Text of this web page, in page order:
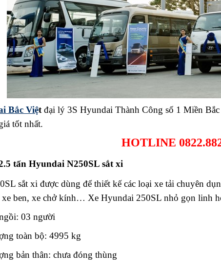
Bắc Việt đại lý 3S Hyundai Thành Công số 1 Miền
tốt nhất.
HOTLINE
tấn Hyundai N250SL sắt xi
sắt xi được dùng để thiết kế các loại xe tải chuyên
xe ben, xe chở kính… Xe Hyundai 250SL nhỏ gọn linh
03 người
toàn bộ: 4995 kg
bản thân: chưa đóng thùng